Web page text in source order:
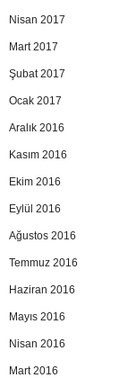
Nisan 2017
Mart 2017
Şubat 2017
Ocak 2017
Aralık 2016
Kasım 2016
Ekim 2016
Eylül 2016
Ağustos 2016
Temmuz 2016
Haziran 2016
Mayıs 2016
Nisan 2016
Mart 2016